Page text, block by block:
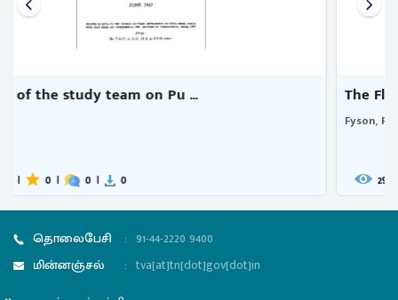
The Flora of the South Indian ...
293 | 0
தொலைபேசி : 91-44-2220 9400
மின்னஞ்சல்
: tva[at]tn[dot]gov[dot]in